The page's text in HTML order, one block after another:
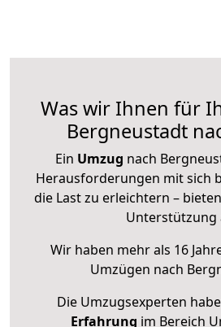
Was wir Ihnen für
Bergneustadt
Ein Umzug nach
Herausforderungen mit sich
die Last zu erleichtern –
Unterstützung
Wir haben mehr als 16
Umzügen nach
Die Umzugsexperten
Erfahrung im Bereich